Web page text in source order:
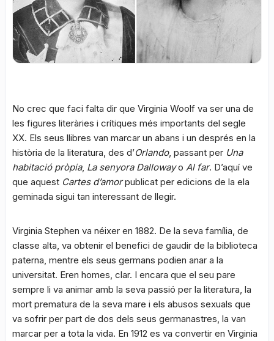
No crec que faci falta dir que Virginia Woolf va ser una de
les figures literàries i crítiques més importants del segle
XX. Els seus llibres van marcar un abans i un després en la
història de la literatura, des d’Orlando, passant per Una
habitació pròpia, La senyora Dallowayo Al far. D’aquí ve
que aquest Cartes d’amorpublicat per edicions de la ela
geminada sigui tan interessant de llegir.
Virginia Stephen va néixer en 1882. De la seva família, de
classe alta, va obtenir el benefici de gaudir de la biblioteca
paterna, mentre els seus germans podien anar a la
universitat. Eren homes, clar. I encara que el seu pare
sempre li va animar amb la seva passió per la literatura, la
mort prematura de la seva mare i els abusos sexuals que
va sofrir per part de dos dels seus germanastres, la van
marcar per a tota la vida. En 1912 es va convertir en Virginia